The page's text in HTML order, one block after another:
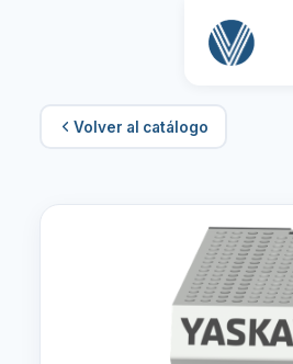
Volver al catálogo